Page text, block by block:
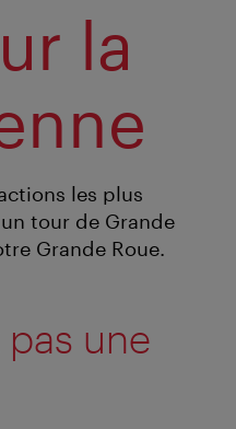
la
les plus
tour de Grande
Grande Roue.
pas une